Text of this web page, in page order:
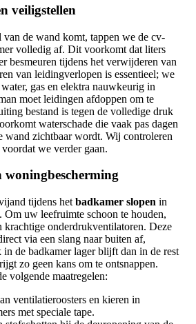
veiligstellen
van de wand komt, tappen we de cv-
volledig af. Dit voorkomt dat liters
besmeuren tijdens het verwijderen van
van leidingverlopen is essentieel; we
gas en elektra nauwkeurig in
moet leidingen afdoppen om te
bestand is tegen de volledige druk
waterschade die vaak pas dagen
wand zichtbaar wordt. Wij controleren
we verder gaan.
woningbescherming
tijdens het badkamer slopen in
Om uw leefruimte schoon te houden,
krachtige onderdrukventilatoren. Deze
via een slang naar buiten af,
de badkamer lager blijft dan in de rest
zo geen kans om te ontsnappen.
volgende maatregelen:
ventilatieroosters en kieren in
met speciale tape.